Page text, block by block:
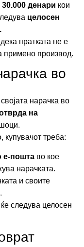
30.000 денари кои
целосен
пратката не е
примено производ.
во
нарачка во
на
треба:
е-пошта во кое
нарачката.
и своите
следува целосен